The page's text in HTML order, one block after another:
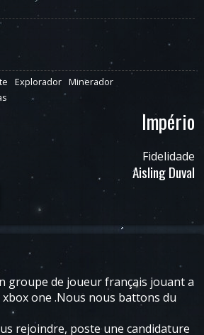
Explorador Minerador
Império
Fidelidade
Aisling Duval
groupe de joueur français jouant a
one .Nous nous battons du
rejoindre, poste une candidature